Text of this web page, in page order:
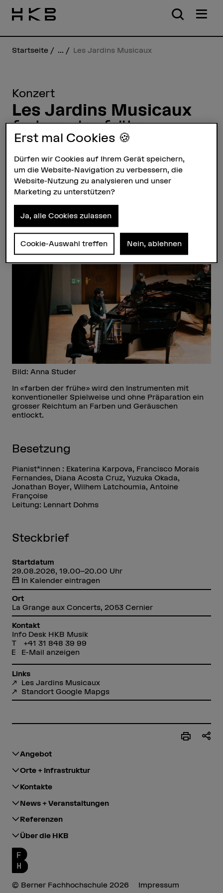
Startseite ... Les Jardins Musicaux
Konzert
Les Jardins Musicaux
farben der frühe
unserer Studierenden beim Festival
Les Jardins Musicaux erklingt
Matthias Spahlingers «farben der
frühe» in der ungewöhnlichen
Besetzung von sieben Flügeln.
29.08.2026, 19.00–20.00 Uhr – La
Grange aux Concerts, 2053 Cernier
Bild: Anna Studer
In «farben der frühe» wird den Instrumenten mit
konventioneller Spielweise und ohne Präparation ein
grosser Reichtum an Farben und Geräuschen
entlockt.
Besetzung
Pianist*innen : Ekaterina Karpova, Francisco Morais
Fernandes, Diana Acosta Cruz, Yuzuka Okada,
Jonathan Boyer, Wilhem Latchoumia, Antoine
Françoise
Leitung: Lennart Dohms
Steckbrief
Startdatum
29.08.2026, 19.00–20.00 Uhr
In Kalender eintragen
Ort
La Grange aux Concerts, 2053 Cernier
Kontakt
Info Desk HKB Musik
+41 31 848 39 99
E-Mail anzeigen
Links
Les Jardins Musicaux
Standort Google Mapgs
Angebot
Orte + Infrastruktur
Kontakte
News + Veranstaltungen
Referenzen
Über die HKB
© Berner Fachhochschule 2026 Impressum
Erst mal Cookies 🍪
Dürfen wir Cookies auf Ihrem Gerät speichern,
um die Website-Navigation zu verbessern, die
Website-Nutzung zu analysieren und unser
Marketing zu unterstützen?
Ja, alle Cookies zulassen
Cookie-Auswahl treffen Nein, ablehnen